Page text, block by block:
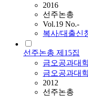
2016
선주논총
Vol.19 No.-
복사/대출신
선주논총 제15집
금오공과대
금오공과대
2012
선주논총